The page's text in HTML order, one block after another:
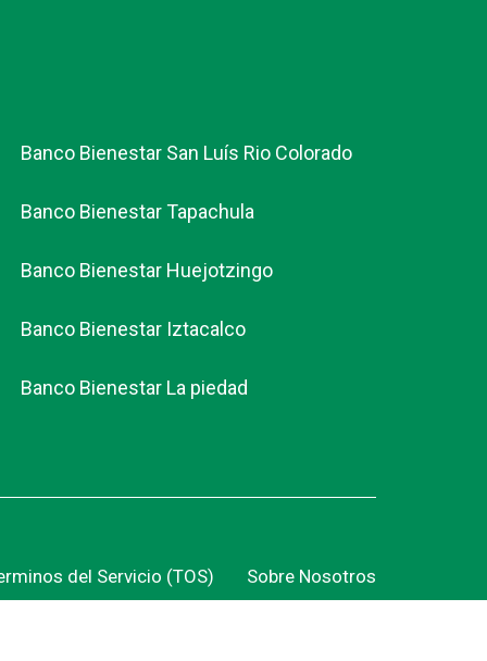
Banco Bienestar San Luís Rio Colorado
Banco Bienestar Tapachula
Banco Bienestar Huejotzingo
Banco Bienestar Iztacalco
Banco Bienestar La piedad
del Servicio (TOS) Sobre Nosotros